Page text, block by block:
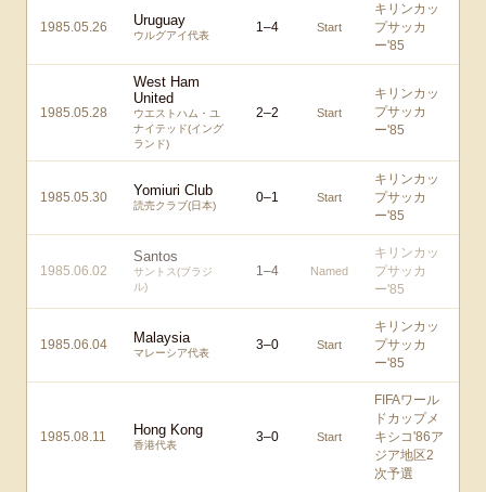
1985.05.26 Uruguay
ウルグアイ代表
1–4 Start
キリンカッ
プサッカ
ー'85
1985.05.28
West Ham
United
ウエストハム・ユ
ナイテッド(イング
ランド)
2–2 Start
キリンカッ
プサッカ
ー'85
1985.05.30 Yomiuri Club
読売クラブ(日本)
0–1 Start
キリンカッ
プサッカ
ー'85
1985.06.02
Santos
サントス(ブラジ
ル)
1–4 Named
キリンカッ
プサッカ
ー'85
1985.06.04 Malaysia
マレーシア代表
3–0 Start
キリンカッ
プサッカ
ー'85
1985.08.11 Hong Kong
香港代表
3–0 Start
FIFAワール
ドカップメ
キシコ'86ア
ジア地区2
次予選